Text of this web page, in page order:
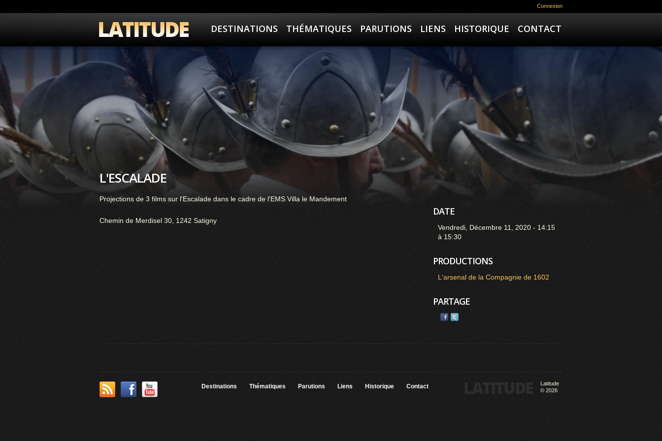
Connexion
DESTINATIONS THÉMATIQUES PARUTIONS LIENS HISTORIQUE CONTACT
L'ESCALADE
DATE
Vendredi, Décembre 11, 2020 - 14:15
à 15:30
PRODUCTIONS
L'arsenal de la Compagnie de 1602
PARTAGE
Projections de 3 films sur l'Escalade dans le cadre de l'EMS Villa le Mandement
Chemin de Merdisel 30, 1242 Satigny
Destinations Thématiques Parutions Liens Historique Contact
Latitude
© 2026